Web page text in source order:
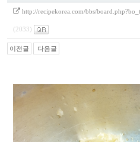
http://recipekorea.com/bbs/
(2033)
이전글 다음글